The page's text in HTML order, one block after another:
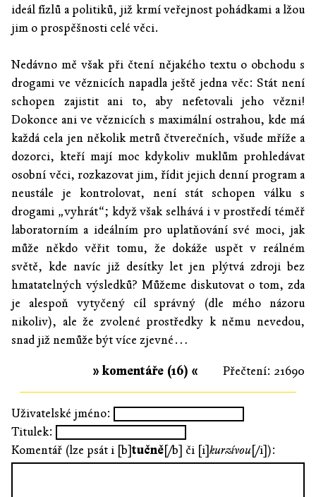
ideál fízlů a politiků, již krmí veřejnost pohádkami a lžou
jim o prospěšnosti celé věci.
Nedávno mě však při čtení nějakého textu o obchodu s
drogami ve věznicích napadla ještě jedna věc: Stát není
schopen zajistit ani to, aby nefetovali jeho vězni!
Dokonce ani ve věznicích s maximální ostrahou, kde má
každá cela jen několik metrů čtverečních, všude mříže a
dozorci, kteří mají moc kdykoliv muklům prohledávat
osobní věci, rozkazovat jim, řídit jejich denní program a
neustále je kontrolovat, není stát schopen válku s
drogami „vyhrát“; když však selhává i v prostředí téměř
laboratorním a ideálním pro uplatňování své moci, jak
může někdo věřit tomu, že dokáže uspět v reálném
světě, kde navíc již desítky let jen plýtvá zdroji bez
hmatatelných výsledků? Můžeme diskutovat o tom, zda
je alespoň vytyčený cíl správný (dle mého názoru
nikoliv), ale že zvolené prostředky k němu nevedou,
snad již nemůže být více zjevné…
Přečtení: 21690
» komentáře (16) «
Uživatelské jméno:
Titulek:
Komentář (lze psát i [b]tučně[/b] či [i]kurzívou[/i]):